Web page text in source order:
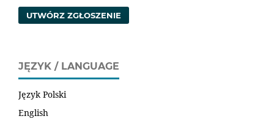
UTWÓRZ ZGŁOSZENIE
JĘZYK / LANGUAGE
Język Polski
English